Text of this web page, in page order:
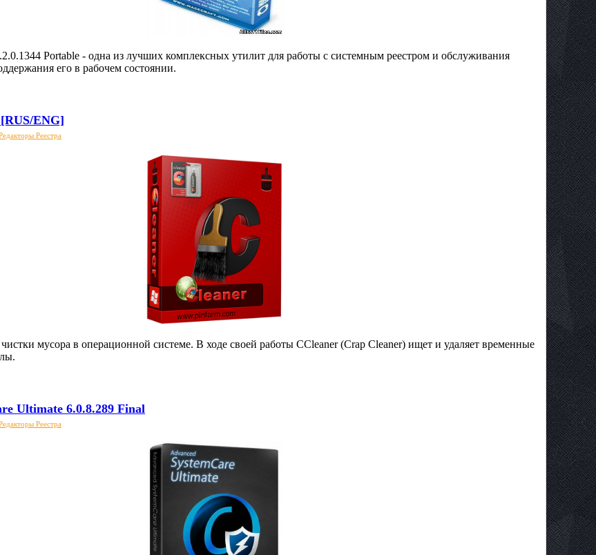
Portable - одна из лучших комплексных утилит для работы с системным реестром и обслуживания
его в рабочем состоянии.
ENG]
Реестра
мусора в операционной системе. В ходе своей работы CCleaner (Crap Cleaner) ищет и удаляет временные
Ultimate 6.0.8.289 Final
Реестра